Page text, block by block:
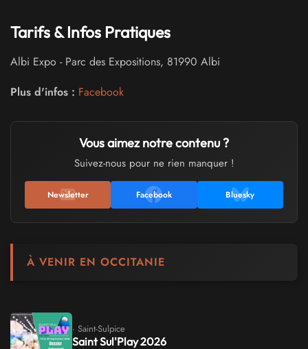
Tarifs & Infos Pratiques
Albi Expo - Parc des Expositions, 81990 Albi
Plus d'infos : Facebook
Vous aimez notre contenu ?
Suivez-nous pour ne rien manquer !
Newsletter Facebook Bluesky
À VENIR EN OCCITANIE
· Saint-Sulpice
Saint Sul'Play 2026